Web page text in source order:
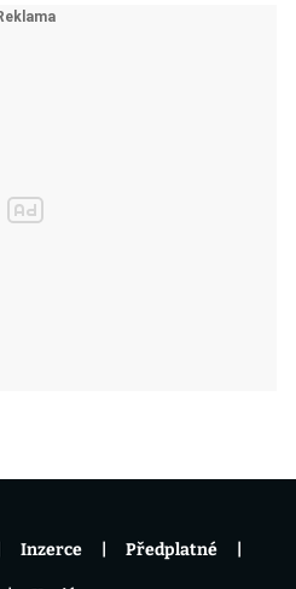
Inzerce Předplatné